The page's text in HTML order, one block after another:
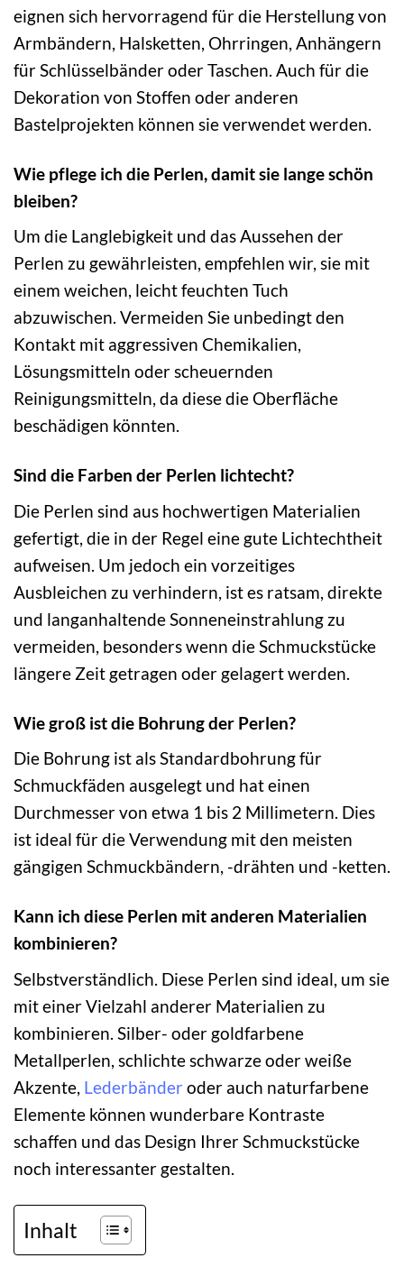
eignen sich hervorragend für die Herstellung von
Armbändern, Halsketten, Ohrringen, Anhängern
für Schlüsselbänder oder Taschen. Auch für die
Dekoration von Stoffen oder anderen
Bastelprojekten können sie verwendet werden.
Wie pflege ich die Perlen, damit sie lange schön
bleiben?
Um die Langlebigkeit und das Aussehen der
Perlen zu gewährleisten, empfehlen wir, sie mit
einem weichen, leicht feuchten Tuch
abzuwischen. Vermeiden Sie unbedingt den
Kontakt mit aggressiven Chemikalien,
Lösungsmitteln oder scheuernden
Reinigungsmitteln, da diese die Oberfläche
beschädigen könnten.
Sind die Farben der Perlen lichtecht?
Die Perlen sind aus hochwertigen Materialien
gefertigt, die in der Regel eine gute Lichtechtheit
aufweisen. Um jedoch ein vorzeitiges
Ausbleichen zu verhindern, ist es ratsam, direkte
und langanhaltende Sonneneinstrahlung zu
vermeiden, besonders wenn die Schmuckstücke
längere Zeit getragen oder gelagert werden.
Wie groß ist die Bohrung der Perlen?
Die Bohrung ist als Standardbohrung für
Schmuckfäden ausgelegt und hat einen
Durchmesser von etwa 1 bis 2 Millimetern. Dies
ist ideal für die Verwendung mit den meisten
gängigen Schmuckbändern, -drähten und -ketten.
Kann ich diese Perlen mit anderen Materialien
kombinieren?
Selbstverständlich. Diese Perlen sind ideal, um sie
mit einer Vielzahl anderer Materialien zu
kombinieren. Silber- oder goldfarbene
Metallperlen, schlichte schwarze oder weiße
Akzente, Lederbänder oder auch naturfarbene
Elemente können wunderbare Kontraste
schaffen und das Design Ihrer Schmuckstücke
noch interessanter gestalten.
Inhalt